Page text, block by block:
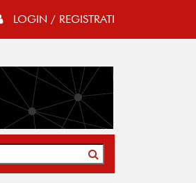
LOGIN / REGISTRATI